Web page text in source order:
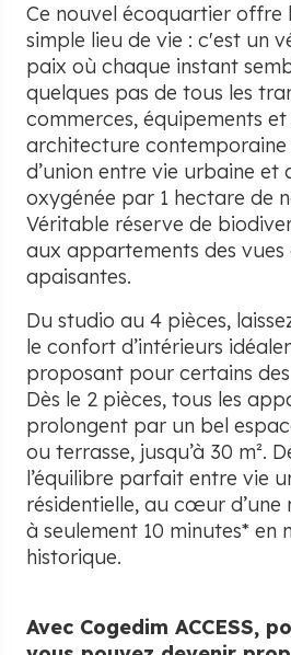
Ce nouvel écoquartier offre
simple lieu de vie : c'est un
paix où chaque instant
quelques pas de tous les
commerces, équipements
architecture
d’union entre vie urbaine et
oxygénée par 1 hectare de
Véritable réserve de
aux appartements des vues
apaisantes.
Du studio au 4 pièces,
le confort d’intérieurs
proposant pour certains
Dès le 2 pièces, tous les
prolongent par un bel
ou terrasse, jusqu’à 30 m².
l’équilibre parfait entre vie
résidentielle, au cœur d’une
à seulement 10 minutes*
historique.
Avec Cogedim ACCESS,